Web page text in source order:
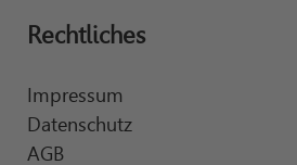
Rechtliches
Impressum
Datenschutz
AGB